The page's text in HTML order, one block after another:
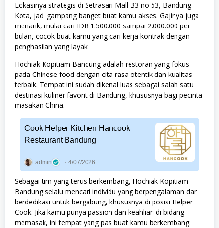
Lokasinya strategis di Setrasari Mall B3 no 53, Bandung
Kota, jadi gampang banget buat kamu akses. Gajinya juga
menarik, mulai dari IDR 1.500.000 sampai 2.000.000 per
bulan, cocok buat kamu yang cari kerja kontrak dengan
penghasilan yang layak.
Hochiak Kopitiam Bandung adalah restoran yang fokus
pada Chinese food dengan cita rasa otentik dan kualitas
terbaik. Tempat ini sudah dikenal luas sebagai salah satu
destinasi kuliner favorit di Bandung, khususnya bagi pecinta
masakan China.
Cook Helper Kitchen Hancook
Restaurant Bandung
admin 4/07/2026
Sebagai tim yang terus berkembang, Hochiak Kopitiam
Bandung selalu mencari individu yang berpengalaman dan
berdedikasi untuk bergabung, khususnya di posisi Helper
Cook. Jika kamu punya passion dan keahlian di bidang
memasak, ini tempat yang pas buat kamu berkembang.